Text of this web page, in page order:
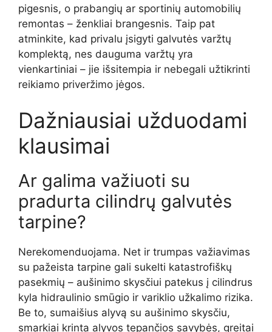
pigesnis, o prabangių ar sportinių automobilių
remontas – ženkliai brangesnis. Taip pat
atminkite, kad privalu įsigyti galvutės varžtų
komplektą, nes dauguma varžtų yra
vienkartiniai – jie išsitempia ir nebegali užtikrinti
reikiamo priveržimo jėgos.
Dažniausiai užduodami
klausimai
Ar galima važiuoti su
pradurta cilindrų galvutės
tarpine?
Nerekomenduojama. Net ir trumpas važiavimas
su pažeista tarpine gali sukelti katastrofiškų
pasekmių – aušinimo skysčiui patekus į cilindrus
kyla hidraulinio smūgio ir variklio užkalimo rizika.
Be to, sumaišius alyvą su aušinimo skysčiu,
smarkiai krinta alyvos tepančios savybės, greitai